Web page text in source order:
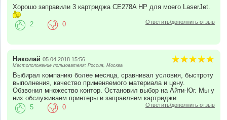
Хорошо заправили 3 картриджа CE278A HP для моего LaserJet.
Ответить/дополнить отзыв
2 0
Николай 05.04.2018 15:56
Местоположение пользователя: Россия, Москва
Выбирал компанию более месяца, сравнивал условия, быстроту
выполнения, качество применяемого материала и цену.
Обзвонил множество контор. Остановил выбор на Айти-Юг. Мы у
них обслуживаем принтеры и заправляем картриджи.
Ответить/дополнить отзыв
5 0